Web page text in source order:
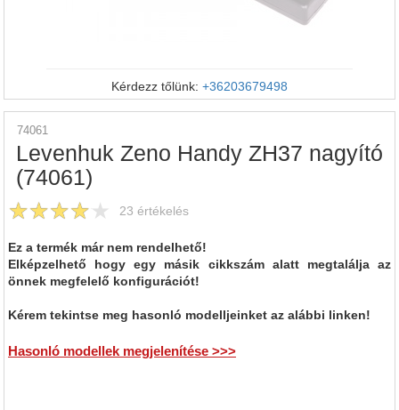
Kérdezz tőlünk: +36203679498
74061
Levenhuk Zeno Handy ZH37 nagyító
(74061)
23 értékelés
Ez a termék már nem rendelhető!
Elképzelhető hogy egy másik cikkszám alatt megtalálja az
önnek megfelelő konfigurációt!
Kérem tekintse meg hasonló modelljeinket az alábbi linken!
Hasonló modellek megjelenítése >>>